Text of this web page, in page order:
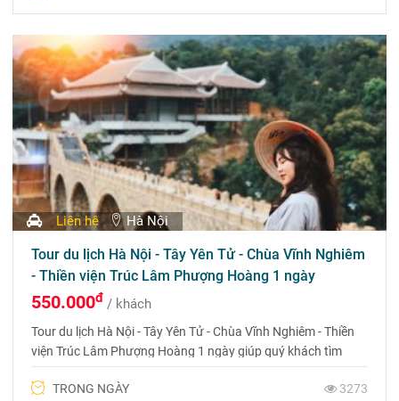
son hào hùng, chói lọi…
Liên hệ Hà Nội
Tour du lịch Hà Nội - Tây Yên Tử - Chùa Vĩnh Nghiêm
- Thiền viện Trúc Lâm Phượng Hoàng 1 ngày
550.000đ / khách
Tour du lịch Hà Nội - Tây Yên Tử - Chùa Vĩnh Nghiêm - Thiền
viện Trúc Lâm Phượng Hoàng 1 ngày giúp quý khách tìm
một năm bình an và may mắn
TRONG NGÀY 3273